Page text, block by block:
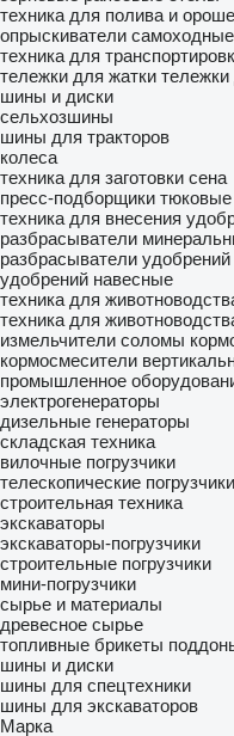
техника для полива и
опрыскиватели самоходные
техника для
тележки для жатки
шины и диски
сельхозшины
шины для тракторов
колеса
техника для заготовки сена
пресс-подборщики тюковые
техника для внесения
разбрасыватели
разбрасыватели
удобрений навесные
техника для
техника для
измельчители соломы
кормосмесители
промышленное
электрогенераторы
дизельные генераторы
складская техника
вилочные погрузчики
телескопические погрузчики
строительная техника
экскаваторы
экскаваторы-погрузчики
строительные погрузчики
мини-погрузчики
сырье и материалы
древесное сырье
топливные брикеты
шины и диски
шины для спецтехники
шины для экскаваторов
Марка